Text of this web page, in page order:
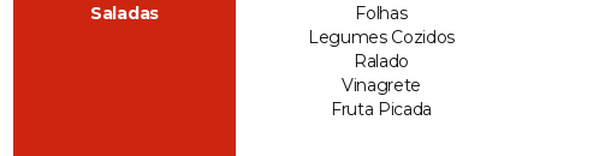
Saladas
Folhas
Legumes Cozidos
Ralado
Vinagrete
Fruta Picada